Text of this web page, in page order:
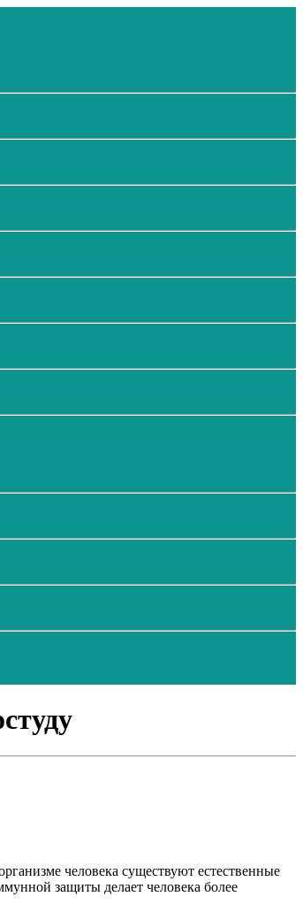
человека существуют естественные
защиты делает человека более